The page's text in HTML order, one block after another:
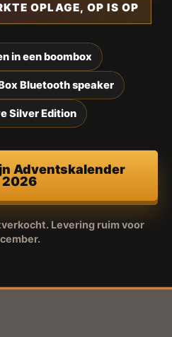
OPLAGE, OP IS OP
in een boombox
Bluetooth speaker
Silver Edition
Adventskalender
2026
Levering ruim voor